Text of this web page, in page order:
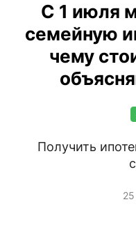
С 1 июля
семейную
чему
Получить